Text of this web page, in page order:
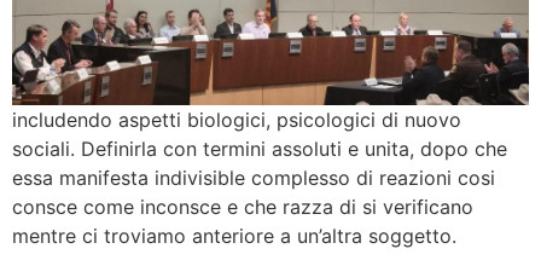
includendo aspetti biologici, psicologici di nuovo
sociali. Definirla con termini assoluti e unita, dopo che
essa manifesta indivisible complesso di reazioni cosi
consce come inconsce e che razza di si verificano
mentre ci troviamo anteriore a un’altra soggetto.